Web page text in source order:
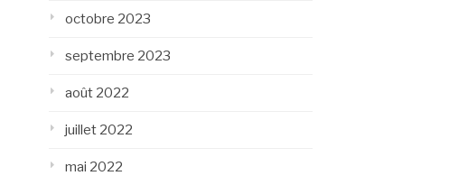
octobre 2023
septembre 2023
août 2022
juillet 2022
mai 2022